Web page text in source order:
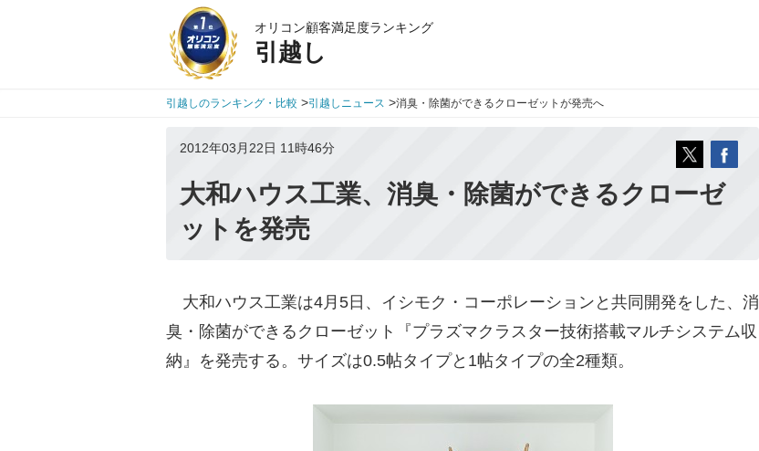
オリコン顧客満足度ランキング
引越し
引越しのランキング・比較 >引越しニュース >消臭・除菌ができるクローゼットが発売へ
2012年03月22日 11時46分
大和ハウス工業、消臭・除菌ができるクローゼ
ットを発売
大和ハウス工業は4月5日、イシモク・コーポレーションと共同開発をした、消
臭・除菌ができるクローゼット『プラズマクラスター技術搭載マルチシステム収
納』を発売する。サイズは0.5帖タイプと1帖タイプの全2種類。